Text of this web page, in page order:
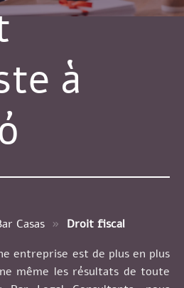
à
Casas » Droit fiscal
entreprise est de plus en plus
même les résultats de toute